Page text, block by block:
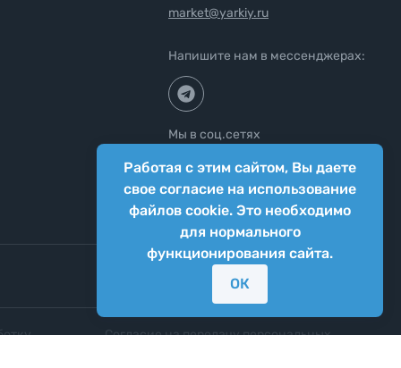
Работая с этим сайтом, Вы даете
свое согласие на использование
файлов cookie. Это необходимо
для нормального
функционирования сайта.
ОК
market@yarkiy.ru
Напишите нам в мессенджерах:
Мы в соц.сетях
Согласие на передачу персональных